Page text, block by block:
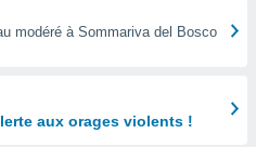
modéré à Sommariva del Bosco
aux orages violents !